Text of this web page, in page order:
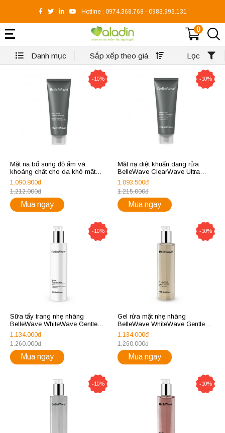
Hotline : 0974.368.768 - 0983.993.131
0
Danh mục Sắp xếp theo giá Lọc
-10%
Mặt nạ bổ sung độ ẩm và
khoáng chất cho da khô mất
nước BelleWave HydroWave
Nutri moist Infusion Masque
1.090.800đ
1.212.000đ
Mua ngay
-10%
Mặt nạ diệt khuẩn dạng rửa
BelleWave ClearWave Ultra
Fresh Purifying Masque
1.093.500đ
1.215.000đ
Mua ngay
-10%
Sữa tẩy trang nhẹ nhàng
BelleWave WhiteWave Gentle
Cleansing Milk
1.134.000đ
1.260.000đ
Mua ngay
-10%
Gel rửa mặt nhẹ nhàng
BelleWave WhiteWave Gentle
Wash (200ml)
1.134.000đ
1.260.000đ
Mua ngay
-10% -10%